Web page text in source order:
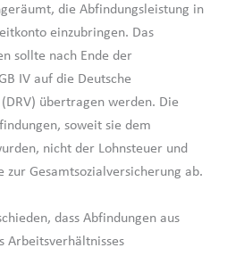
die Abfindungsleistung in
einzubringen. Das
sollte nach Ende der
IV auf die Deutsche
übertragen werden. Die
soweit sie dem
nicht der Lohnsteuer und
Gesamtsozialversicherung ab.
dass Abfindungen aus
Arbeitsverhältnisses